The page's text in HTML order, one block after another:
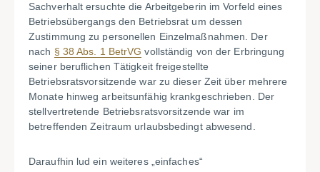
Sachverhalt ersuchte die Arbeitgeberin im Vorfeld eines
Betriebsübergangs den Betriebsrat um dessen
Zustimmung zu personellen Einzelmaßnahmen. Der
nach § 38 Abs. 1 BetrVG vollständig von der Erbringung
seiner beruflichen Tätigkeit freigestellte
Betriebsratsvorsitzende war zu dieser Zeit über mehrere
Monate hinweg arbeitsunfähig krankgeschrieben. Der
stellvertretende Betriebsratsvorsitzende war im
betreffenden Zeitraum urlaubsbedingt abwesend.
Daraufhin lud ein weiteres „einfaches“